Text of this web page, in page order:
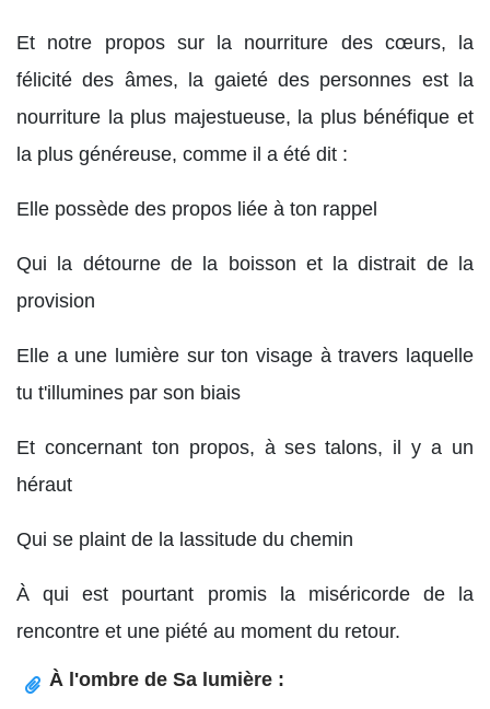
Et notre propos sur la nourriture des cœurs, la
félicité des âmes, la gaieté des personnes est la
nourriture la plus majestueuse, la plus bénéfique et
la plus généreuse, comme il a été dit :
Elle possède des propos liée à ton rappel
Qui la détourne de la boisson et la distrait de la
provision
Elle a une lumière sur ton visage à travers laquelle
tu t'illumines par son biais
Et concernant ton propos, à ses talons, il y a un
héraut
Qui se plaint de la lassitude du chemin
À qui est pourtant promis la miséricorde de la
rencontre et une piété au moment du retour.
À l'ombre de Sa lumière :